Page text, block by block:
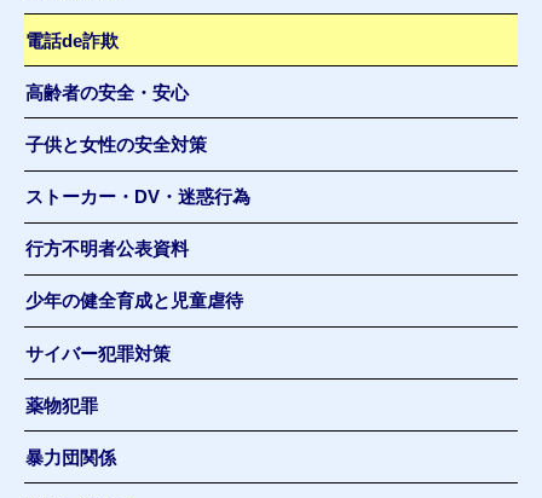
電話de詐欺
高齢者の安全・安心
子供と女性の安全対策
ストーカー・DV・迷惑行為
行方不明者公表資料
少年の健全育成と児童虐待
サイバー犯罪対策
薬物犯罪
暴力団関係